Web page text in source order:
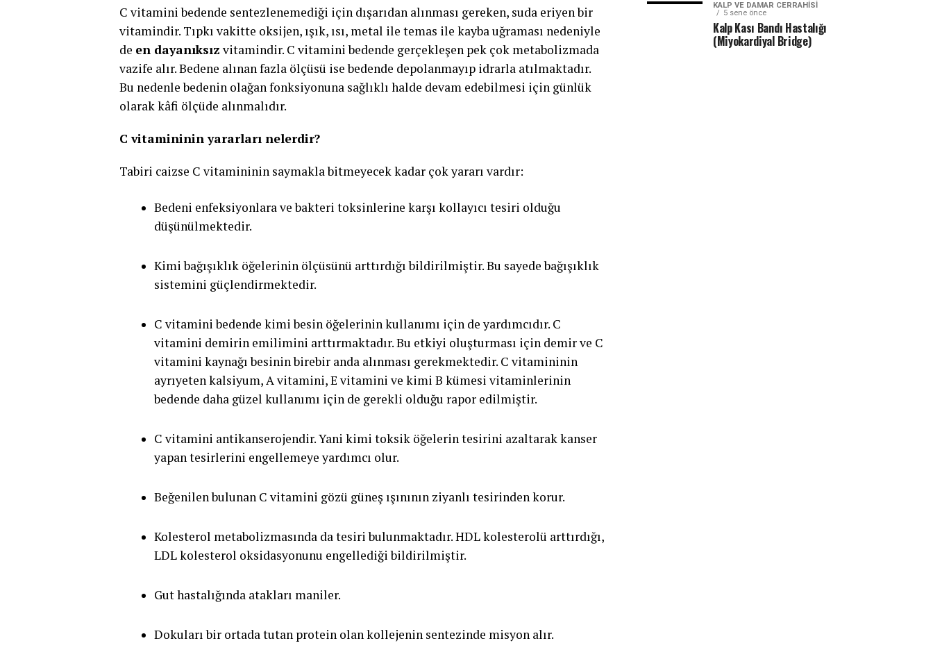
C vitamini bedende sentezlenemediği için dışarıdan alınması gereken, suda eriyen bir
vitamindir. Tıpkı vakitte oksijen, ışık, ısı, metal ile temas ile kayba uğraması nedeniyle
de en dayanıksız vitamindir. C vitamini bedende gerçekleşen pek çok metabolizmada
vazife alır. Bedene alınan fazla ölçüsü ise bedende depolanmayıp idrarla atılmaktadır.
Bu nedenle bedenin olağan fonksiyonuna sağlıklı halde devam edebilmesi için günlük
olarak kâfi ölçüde alınmalıdır.
C vitamininin yararları nelerdir?
Tabiri caizse C vitamininin saymakla bitmeyecek kadar çok yararı vardır:
Bedeni enfeksiyonlara ve bakteri toksinlerine karşı kollayıcı tesiri olduğu
düşünülmektedir.
Kimi bağışıklık öğelerinin ölçüsünü arttırdığı bildirilmiştir. Bu sayede bağışıklık
sistemini güçlendirmektedir.
C vitamini bedende kimi besin öğelerinin kullanımı için de yardımcıdır. C
vitamini demirin emilimini arttırmaktadır. Bu etkiyi oluşturması için demir ve C
vitamini kaynağı besinin birebir anda alınması gerekmektedir. C vitamininin
ayrıyeten kalsiyum, A vitamini, E vitamini ve kimi B kümesi vitaminlerinin
bedende daha güzel kullanımı için de gerekli olduğu rapor edilmiştir.
C vitamini antikanserojendir. Yani kimi toksik öğelerin tesirini azaltarak kanser
yapan tesirlerini engellemeye yardımcı olur.
Beğenilen bulunan C vitamini gözü güneş ışınının ziyanlı tesirinden korur.
Kolesterol metabolizmasında da tesiri bulunmaktadır. HDL kolesterolü arttırdığı,
LDL kolesterol oksidasyonunu engellediği bildirilmiştir.
Gut hastalığında atakları maniler.
Dokuları bir ortada tutan protein olan kollejenin sentezinde misyon alır.
KALP VE DAMAR CERRAHISI
5 sene önce
Kalp Kası Bandı Hastalığı
(Miyokardiyal Bridge)